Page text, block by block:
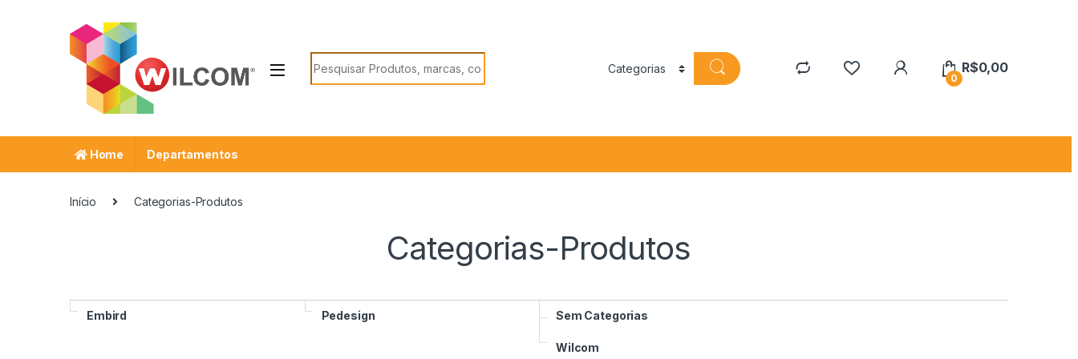
Procurar por:
0
R$0,00
Home Departamentos
Início Categorias-Produtos
Categorias-Produtos
Embird Pedesign Sem Categorias
Wilcom